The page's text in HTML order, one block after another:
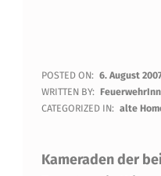
M
Ü
L
POSTED ON: 6. August
WRITTEN BY:
CATEGORIZED IN: alte
Kameraden der